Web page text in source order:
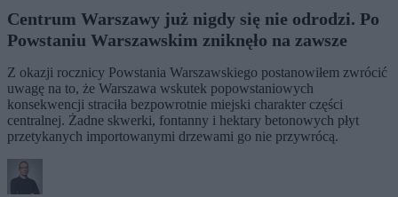
Centrum Warszawy już nigdy się nie odrodzi. Po
Powstaniu Warszawskim zniknęło na zawsze
Z okazji rocznicy Powstania Warszawskiego postanowiłem zwrócić
uwagę na to, że Warszawa wskutek popowstaniowych
konsekwencji straciła bezpowrotnie miejski charakter części
centralnej. Żadne skwerki, fontanny i hektary betonowych płyt
przetykanych importowanymi drzewami go nie przywrócą.